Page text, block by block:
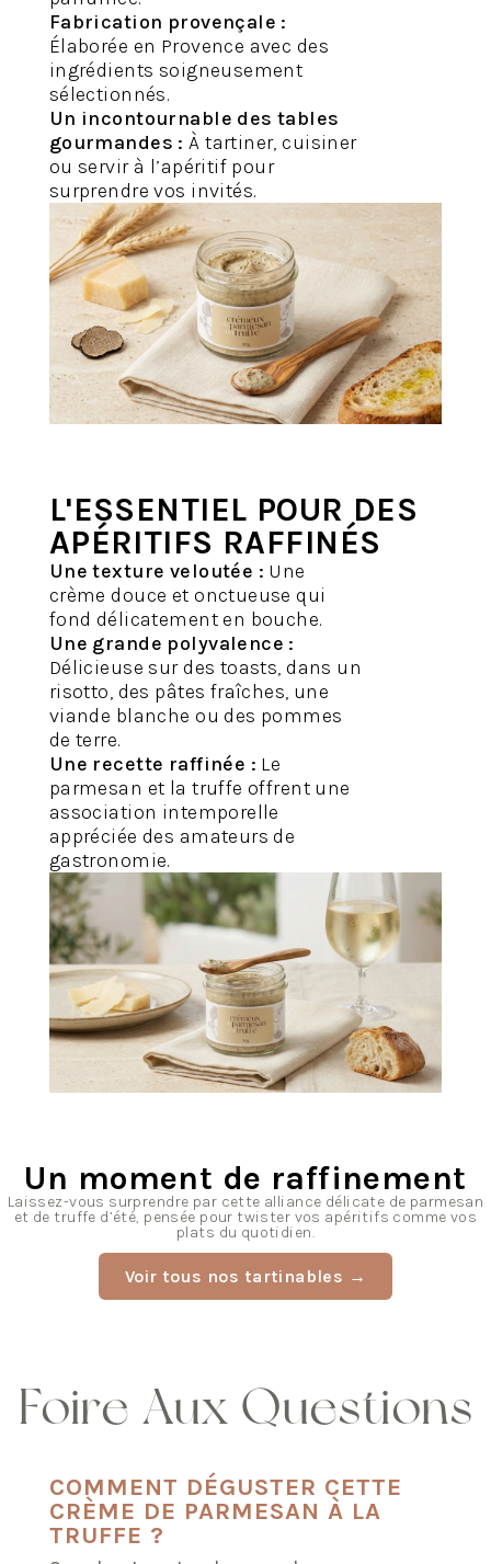
Fabrication provençale :
Élaborée en Provence avec des
ingrédients soigneusement
sélectionnés.
Un incontournable des tables
gourmandes : À tartiner, cuisiner
ou servir à l’apéritif pour
surprendre vos invités.
L'ESSENTIEL POUR DES
APÉRITIFS RAFFINÉS
Une texture veloutée : Une
crème douce et onctueuse qui
fond délicatement en bouche.
Une grande polyvalence :
Délicieuse sur des toasts, dans un
risotto, des pâtes fraîches, une
viande blanche ou des pommes
de terre.
Une recette raffinée : Le
parmesan et la truffe offrent une
association intemporelle
appréciée des amateurs de
gastronomie.
Un moment de raffinement
Laissez-vous surprendre par cette alliance délicate de parmesan
et de truffe d’été, pensée pour twister vos apéritifs comme vos
plats du quotidien.
Voir tous nos tartinables →
Foire Aux Questions
COMMENT DÉGUSTER CETTE
CRÈME DE PARMESAN À LA
TRUFFE ?